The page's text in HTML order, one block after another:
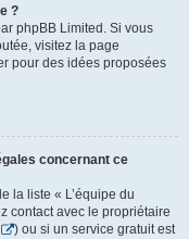
?
phpBB Limited. Si vous
visitez la page
pour des idées proposées
concernant ce
la liste « L’équipe du
contact avec le propriétaire
) ou si un service gratuit est